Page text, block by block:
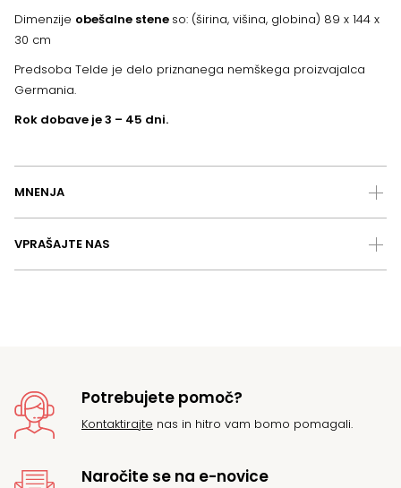
Dimenzije obešalne stene so: (širina, višina, globina) 89 x 144 x
30 cm
Predsoba Telde je delo priznanega nemškega proizvajalca
Germania.
Rok dobave je 3 – 45 dni.
MNENJA
VPRAŠAJTE NAS
Potrebujete pomoč?
Kontaktirajte nas in hitro vam bomo pomagali.
Naročite se na e-novice